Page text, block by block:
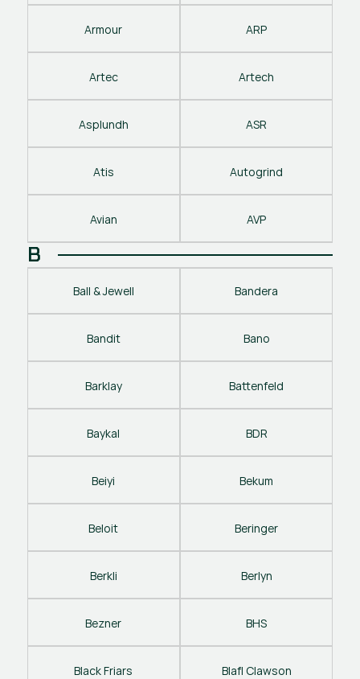
Armour ARP
Artec Artech
Asplundh ASR
Atis Autogrind
Avian AVP
B
Ball & Jewell Bandera
Bandit Bano
Barklay Battenfeld
Baykal BDR
Beiyi Bekum
Beloit Beringer
Berkli Berlyn
Bezner BHS
Black Friars Blafl Clawson